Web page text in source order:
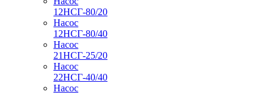
12НСГ-80/20
Насос
12НСГ-80/40
Насос
21НСГ-25/20
Насос
22НСГ-40/40
Насос